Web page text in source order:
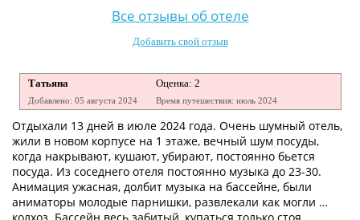
Все отзывы об отеле
Добавить свой отзыв
Татьяна Оценка: 2
Добавлено: 05 августа 2024 Время путешествия: июль 2024
Отдыхали 13 дней в июле 2024 года. Очень шумный отель,
жили в новом корпусе на 1 этаже, вечный шум посуды,
когда накрывают, кушают, убирают, постоянно бьется
посуда. Из соседнего отеля постоянно музыка до 23-30.
Анимация ужасная, долбит музыка на бассейне, были
аниматоры молодые парнишки, развлекали как могли …